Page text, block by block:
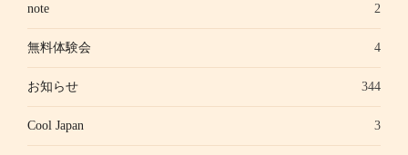
note 2
無料体験会 4
お知らせ 344
Cool Japan 3